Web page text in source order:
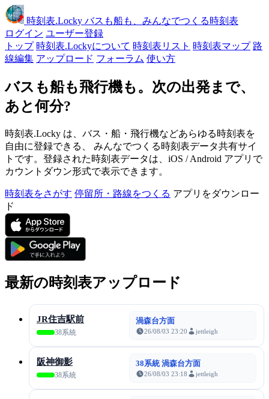
時刻表.Locky バスも船も、みんなでつくる時刻表
ログイン ユーザー登録
トップ 時刻表.Lockyについて 時刻表リスト 時刻表マップ 路
線編集 アップロード フォーラム 使い方
バスも船も飛行機も。次の出発まで、
あと何分?
時刻表.Locky は、バス・船・飛行機などあらゆる時刻表を
自由に登録できる、 みんなでつくる時刻表データ共有サイ
トです。登録された時刻表データは、iOS / Android アプリで
カウントダウン形式で表示できます。
時刻表をさがす 停留所・路線をつくる アプリをダウンロー
ド
最新の時刻表アップロード
JR住吉駅前
38系統
渦森台方面
26/08/03 23:20 jettleigh
阪神御影
38系統
38系統 渦森台方面
26/08/03 23:18 jettleigh